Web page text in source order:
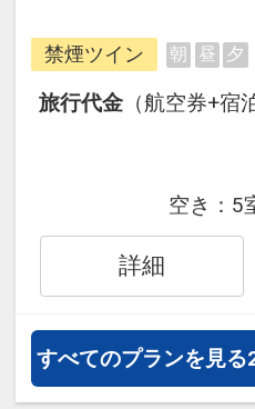
できるダイナミ
ら、一都市滞在
にも最適！
旅行期間中の1
泊・飛び泊な
フライトは、
JALグループ
ル50%貯まりま
オプションでレ
通・体験プラン
約）が可能なプ
洗濯乾燥機、電
禁煙ツイン 朝 昼 夕
旅行代金 （航空券+宿
空き： 5
詳細
すべてのプランを見る